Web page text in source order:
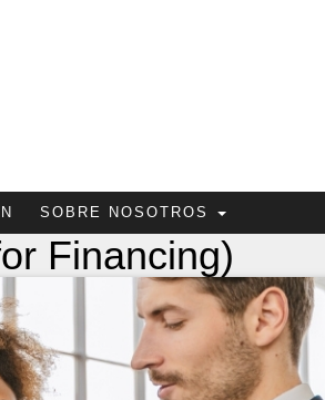
SOBRE NOSOTROS
Financing)